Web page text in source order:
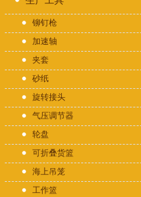
铆钉枪
加速轴
夹套
砂纸
旋转接头
气压调节器
轮盘
可折叠货篮
海上吊笼
工作篮